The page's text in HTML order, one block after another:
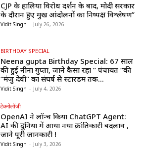
CJP के हालिया विरोध प्रदर्शन के बाद, मोदी सरकार
के दौरान हुए प्रमुख आंदोलनों का निष्पक्ष विश्लेषण”
Vidit Singh - July 26, 2026
BIRTHDAY SPECIAL
Neena gupta Birthday Special: 67 साल
की हुईं नीना गुप्ता, जाने कैसा रहा ” पंचायत “की
“मंजु देवी” का संघर्ष से स्टारडम तक...
Vidit Singh - July 4, 2026
टेक्नोलॉजी
OpenAI ने लॉन्च किया ChatGPT Agent:
AI की दुनिया में आया नया क्रांतिकारी बदलाव ,
जाने पूरी जानकारी !
Vidit Singh - July 3, 2026